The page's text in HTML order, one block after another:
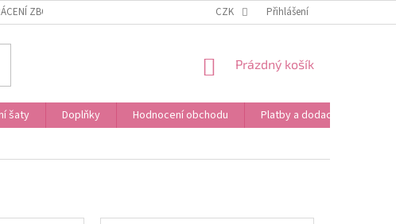
ZBOŽÍ PODMÍNKY OCHRANY OSOBNÍCH ÚDAJŮ
CZK Přihlášení
NÁKUPNÍ
Prázdný košík
šaty Doplňky Hodnocení obchodu
Platby a dodací podmínky